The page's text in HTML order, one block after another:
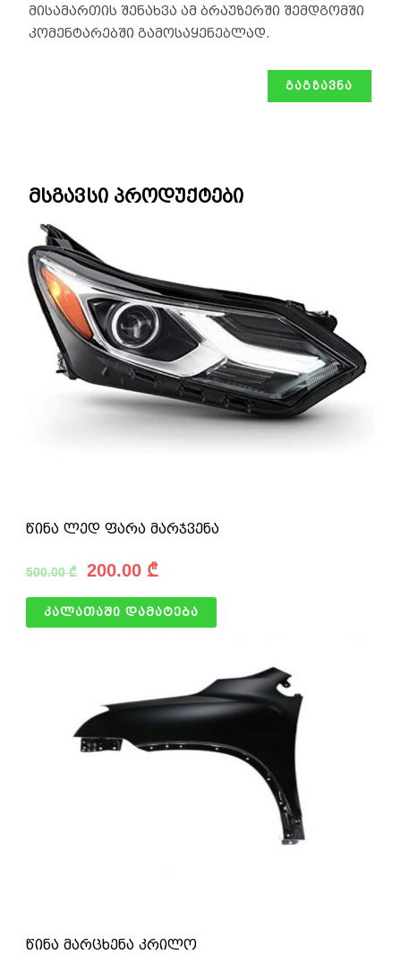
მისამართის შენახვა ამ ბრაუზერში შემდგომში
კომენტარებში გამოსაყენებლად.
მსგავსი პროდუქტები
წინა ლედ ფარა მარჯვენა
500.00₾ 200.00 ₾
კალათაში დამატება
წინა მარცხენა კრილო